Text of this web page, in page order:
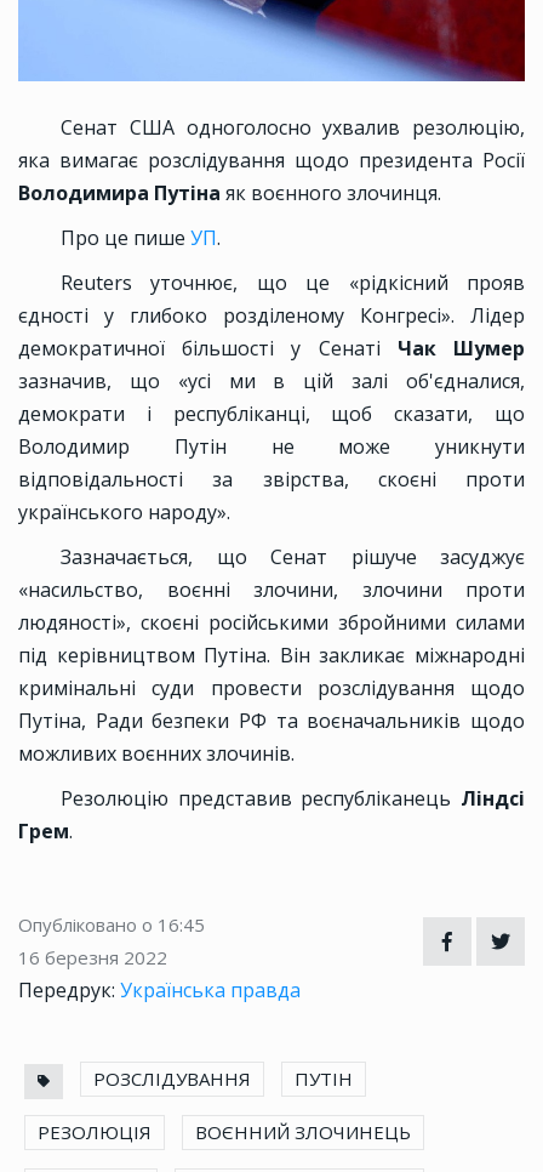
Сенат США одноголосно ухвалив резолюцію,
яка вимагає розслідування щодо президента Росії
Володимира Путіна як воєнного злочинця.
Про це пише УП.
Reuters уточнює, що це «рідкісний прояв
єдності у глибоко розділеному Конгресі». Лідер
демократичної більшості у Сенаті Чак Шумер
зазначив, що «усі ми в цій залі об'єдналися,
демократи і республіканці, щоб сказати, що
Володимир Путін не може уникнути
відповідальності за звірства, скоєні проти
українського народу».
Зазначається, що Сенат рішуче засуджує
«насильство, воєнні злочини, злочини проти
людяності», скоєні російськими збройними силами
під керівництвом Путіна. Він закликає міжнародні
кримінальні суди провести розслідування щодо
Путіна, Ради безпеки РФ та воєначальників щодо
можливих воєнних злочинів.
Резолюцію представив республіканець Ліндсі
Грем.
Опубліковано о 16:45
16 березня 2022
Передрук: Українська правда
РОЗСЛІДУВАННЯ ПУТІН
РЕЗОЛЮЦІЯ ВОЄННИЙ ЗЛОЧИНЕЦЬ